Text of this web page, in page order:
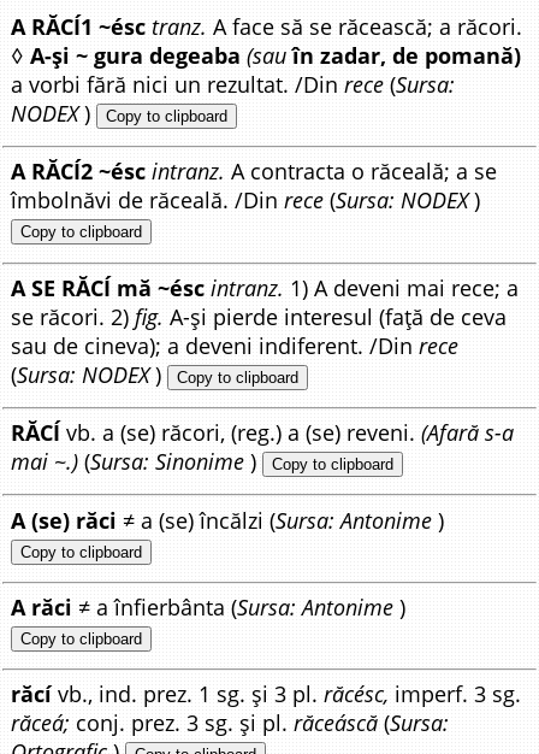
A RĂCÍ1 ~ésc tranz. A face să se răcească; a răcori.
◊A-și ~ gura degeaba (sauîn zadar, de pomană)
a vorbi fără nici un rezultat. /Dinrece (Sursa:
NODEX) Copy to clipboard
A RĂCÍ2 ~ésc intranz. A contracta o răceală; a se
îmbolnăvi de răceală. /Dinrece (Sursa: NODEX)
Copy to clipboard
A SE RĂCÍ mă ~ésc intranz. 1) A deveni mai rece; a
se răcori. 2)fig. A-și pierde interesul (față de ceva
sau de cineva); a deveni indiferent. /Dinrece
(Sursa: NODEX) Copy to clipboard
RĂCÍ vb. a (se) răcori, (reg.) a (se) reveni.(Afară s-a
mai ~.) (Sursa: Sinonime ) Copy to clipboard
A (se) răci ≠ a (se) încălzi (Sursa: Antonime )
Copy to clipboard
A răci ≠ a înfierbânta (Sursa: Antonime )
Copy to clipboard
răcívb., ind. prez. 1 sg. și 3 pl.răcésc, imperf. 3 sg.
răceá; conj. prez. 3 sg. și pl.răceáscă (Sursa: